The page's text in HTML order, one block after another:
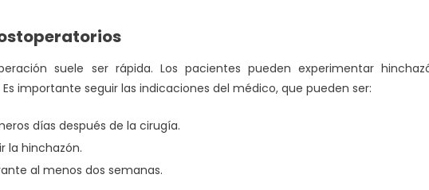
suele ser rápida. Los pacientes pueden experimentar
importante seguir las indicaciones del médico, que pueden ser:
días después de la cirugía.
la hinchazón.
al menos dos semanas.